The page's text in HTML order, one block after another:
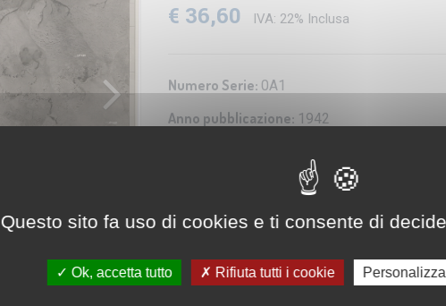
€ 36,60 IVA: 22% Inclusa
Numero Serie: 0A1
Anno pubblicazione: 1942
Riproduzione di carta antica
Scala:1:25.000
Disponibilità:
Questo sito fa uso di cookies e ti consente di
Ok, accetta tutto Rifiuta tutti i cookie Personalizza